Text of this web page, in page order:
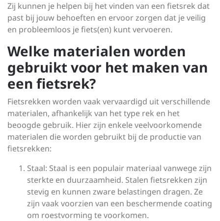
Zij kunnen je helpen bij het vinden van een fietsrek dat
past bij jouw behoeften en ervoor zorgen dat je veilig
en probleemloos je fiets(en) kunt vervoeren.
Welke materialen worden
gebruikt voor het maken van
een fietsrek?
Fietsrekken worden vaak vervaardigd uit verschillende
materialen, afhankelijk van het type rek en het
beoogde gebruik. Hier zijn enkele veelvoorkomende
materialen die worden gebruikt bij de productie van
fietsrekken:
Staal: Staal is een populair materiaal vanwege zijn
sterkte en duurzaamheid. Stalen fietsrekken zijn
stevig en kunnen zware belastingen dragen. Ze
zijn vaak voorzien van een beschermende coating
om roestvorming te voorkomen.